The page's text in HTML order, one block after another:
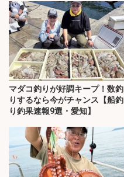
マダコ釣りが好調キープ！数釣
りするなら今がチャンス【船釣
り釣果速報9選・愛知】